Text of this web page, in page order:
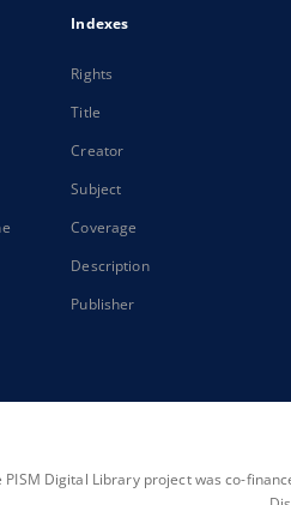
Indexes
Rights
Title
Creator
Subject
Coverage
Description
Publisher
PISM Digital Library project was co-